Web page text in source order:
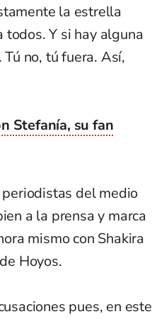
la estrella
todos. Y si hay alguna
no, tú fuera. Así,
Stefanía, su fan
del medio
a la prensa y marca
mismo con Shakira
Hoyos.
pues, en este